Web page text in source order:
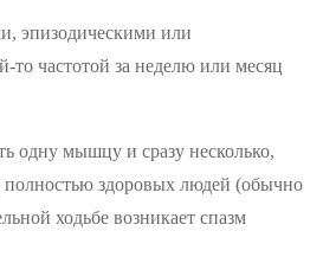
эпизодическими или
то частотой за неделю или месяц
одну мышцу и сразу несколько,
полностью здоровых людей (обычно
ходьбе возникает спазм